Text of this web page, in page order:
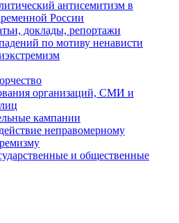
антисемитизм в
России
доклады, репортажи
по мотиву ненависти
организаций, СМИ и
кампании
неправомерному
и общественные